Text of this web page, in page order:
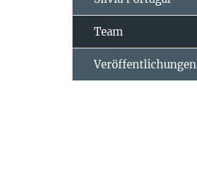
Team
Veröffentlichungen